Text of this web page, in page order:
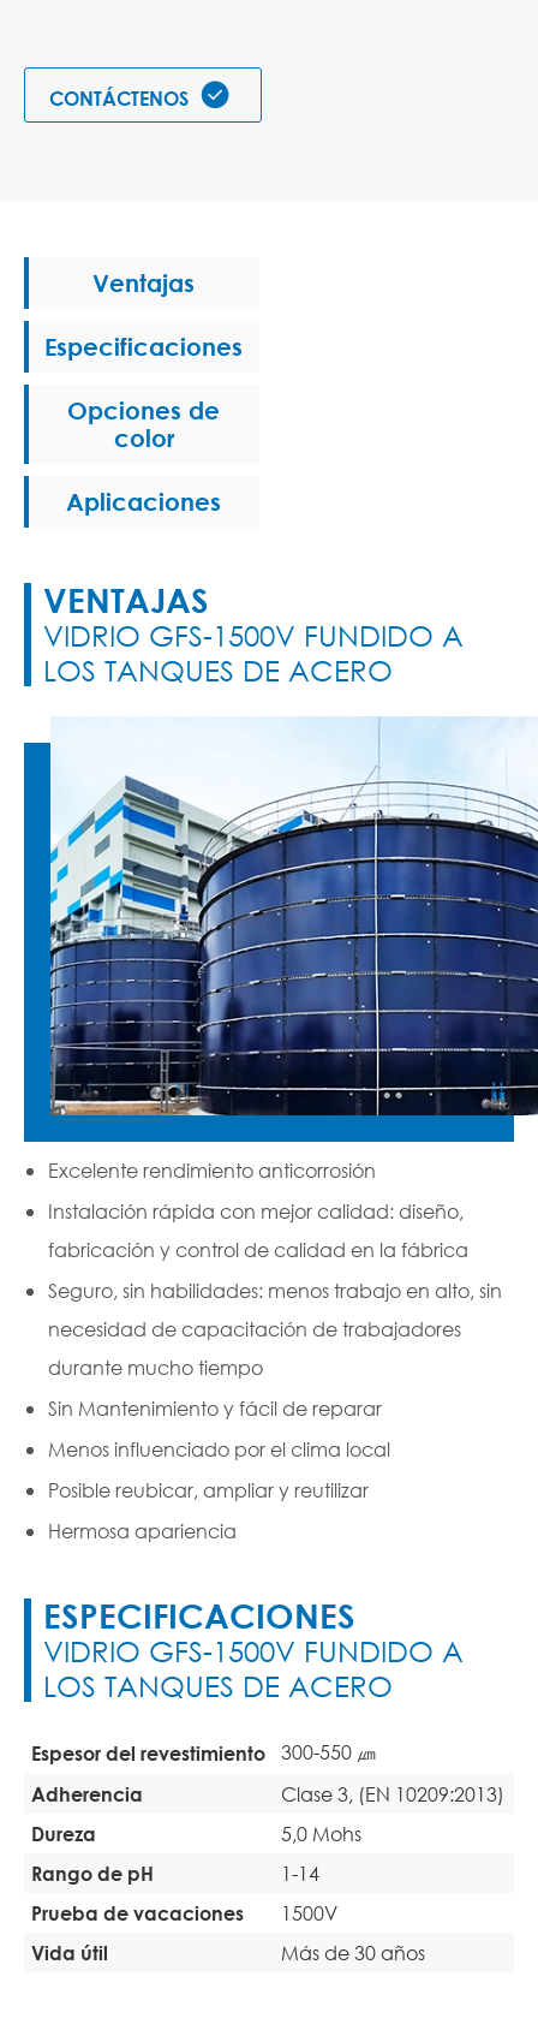
CONTÁCTENOS 
Ventajas
Especificaciones
Opciones de
color
Aplicaciones
VENTAJAS
VIDRIO GFS-1500V FUNDIDO A
LOS TANQUES DE ACERO
Excelente rendimiento anticorrosión
Instalación rápida con mejor calidad: diseño,
fabricación y control de calidad en la fábrica
Seguro, sin habilidades: menos trabajo en alto, sin
necesidad de capacitación de trabajadores
durante mucho tiempo
Sin Mantenimiento y fácil de reparar
Menos influenciado por el clima local
Posible reubicar, ampliar y reutilizar
Hermosa apariencia
ESPECIFICACIONES
VIDRIO GFS-1500V FUNDIDO A
LOS TANQUES DE ACERO
Espesor del revestimiento 300-550 ㎛
Adherencia Clase 3, (EN 10209:2013)
Dureza 5,0 Mohs
Rango de pH 1-14
Prueba de vacaciones 1500V
Vida útil Más de 30 años